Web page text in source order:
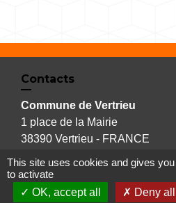
Contacts
Commune de Vertrieu
1 place de la Mairie
38390 Vertrieu - FRANCE
This site uses cookies and gives
to activate
OK, accept all
Deny